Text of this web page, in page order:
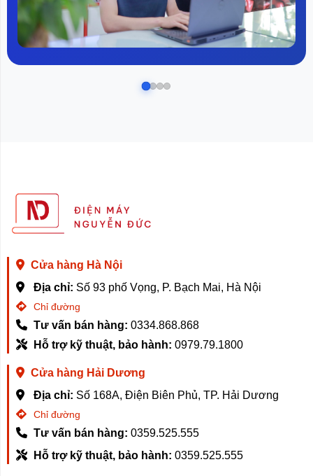
Cửa hàng Hà Nội
Địa chỉ: Số 93 phố Vọng, P. Bạch Mai, Hà Nội
Chỉ đường
Tư vấn bán hàng: 0334.868.868
Hỗ trợ kỹ thuật, bảo hành: 0979.79.1800
Cửa hàng Hải Dương
Địa chỉ: Số 168A, Điện Biên Phủ, TP. Hải Dương
Chỉ đường
Tư vấn bán hàng: 0359.525.555
Hỗ trợ kỹ thuật, bảo hành: 0359.525.555